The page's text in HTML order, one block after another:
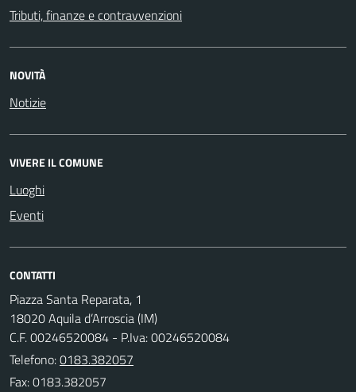
Tributi, finanze e contravvenzioni
NOVITÀ
Notizie
VIVERE IL COMUNE
Luoghi
Eventi
CONTATTI
Piazza Santa Reparata, 1
18020 Aquila d’Arroscia (IM)
C.F. 00246520084 - P.Iva: 00246520084
Telefono:0183.382057
Fax: 0183.382057